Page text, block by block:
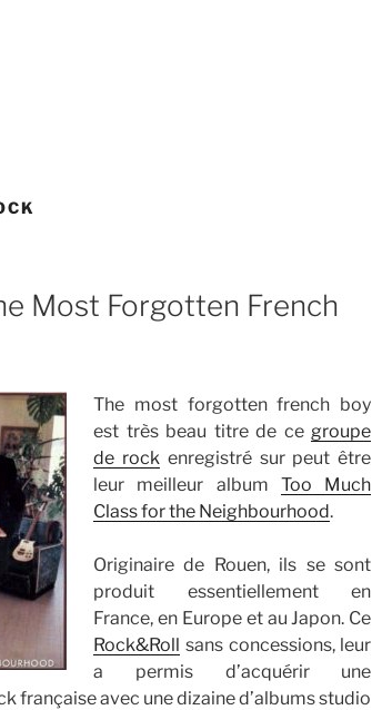
Most Forgotten French
The most forgotten french boy
est très beau titre de ce groupe
de rock enregistré sur peut être
leur meilleur album Too Much
Class for the Neighbourhood.
Originaire de Rouen, ils se sont
produit essentiellement en
France, en Europe et au Japon. Ce
Rock&Roll sans concessions, leur
a permis d’acquérir une
française avec une dizaine d’albums studio